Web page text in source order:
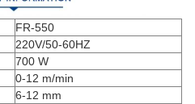
FR-550
220V/50-60HZ
700 W
0-12 m/min
6-12 mm